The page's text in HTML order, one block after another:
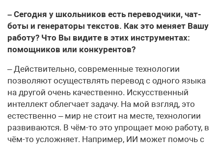
– Сегодня у школьников есть переводчики, чат-
боты и генераторы текстов. Как это меняет Вашу
работу? Что Вы видите в этих инструментах:
помощников или конкурентов?
– Действительно, современные технологии
позволяют осуществлять перевод с одного языка
на другой очень качественно. Искусственный
интеллект облегчает задачу. На мой взгляд, это
естественно – мир не стоит на месте, технологии
развиваются. В чём-то это упрощает мою работу, в
чём-то усложняет. Например, ИИ может помочь с